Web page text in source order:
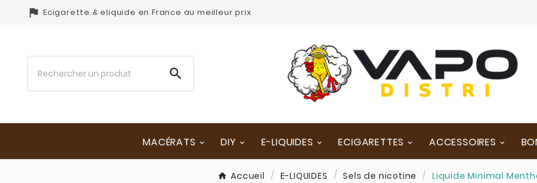
 Ecigarette & eliquide en France au meilleur prix

MACÉRATS DIY E-LIQUIDES ECIGARETTES ACCESSOIRES
Accueil E-LIQUIDES Sels de nicotine Liquide Minimal